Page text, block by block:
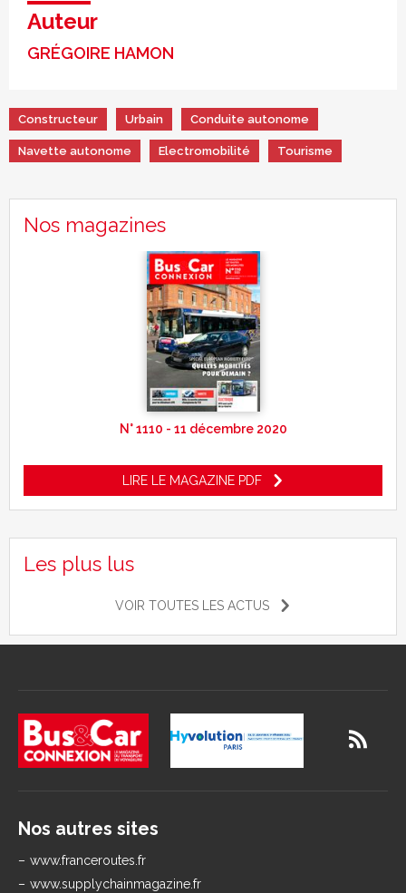
Auteur
GRÉGOIRE HAMON
Constructeur Urbain Conduite autonome
Navette autonome Electromobilité Tourisme
Nos magazines
N° 1110 - 11 décembre 2020
LIRE LE MAGAZINE PDF
Les plus lus
VOIR TOUTES LES ACTUS
Nos autres sites
www.franceroutes.fr
www.supplychainmagazine.fr